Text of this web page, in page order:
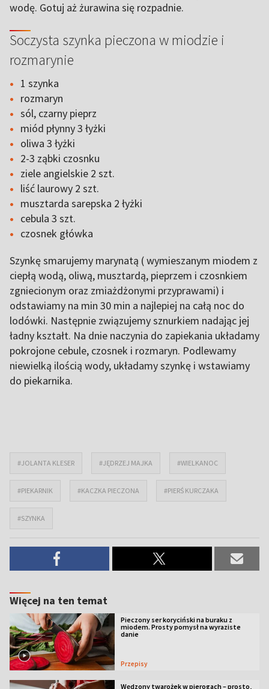
wodę. Gotuj aż żurawina się rozpadnie.
Soczysta szynka pieczona w miodzie i
rozmarynie
1 szynka
rozmaryn
sól, czarny pieprz
miód płynny 3 łyżki
oliwa 3 łyżki
2-3 ząbki czosnku
ziele angielskie 2 szt.
liść laurowy 2 szt.
musztarda sarepska 2 łyżki
cebula 3 szt.
czosnek główka
Szynkę smarujemy marynatą ( wymieszanym miodem z
ciepłą wodą, oliwą, musztardą, pieprzem i czosnkiem
zgniecionym oraz zmiażdżonymi przyprawami) i
odstawiamy na min 30 min a najlepiej na całą noc do
lodówki. Następnie związujemy sznurkiem nadając jej
ładny kształt. Na dnie naczynia do zapiekania układamy
pokrojone cebule, czosnek i rozmaryn. Podlewamy
niewielką ilością wody, układamy szynkę i wstawiamy
do piekarnika.
#JOLANTA KLESER #JĘDRZEJ MAJKA #WIELKANOC
#PIEKARNIK #KACZKA PIECZONA #PIERŚ KURCZAKA
#SZYNKA
Więcej na ten temat
Pieczony ser koryciński na buraku z
miodem. Prosty pomysł na wyraziste
danie
Przepisy
Wędzony twarożek w pierogach – prosto,